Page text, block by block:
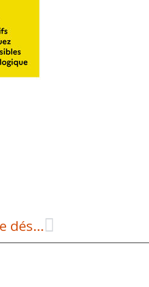
Mobilité – accès aux soins : le transport solidaire désormais accessible dans toutes les communes du territoire ACV